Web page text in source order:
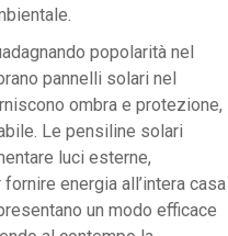
popolarità nel
pannelli solari nel
ombra e protezione,
Le pensiline solari
luci esterne,
energia all’intera casa
un modo efficace